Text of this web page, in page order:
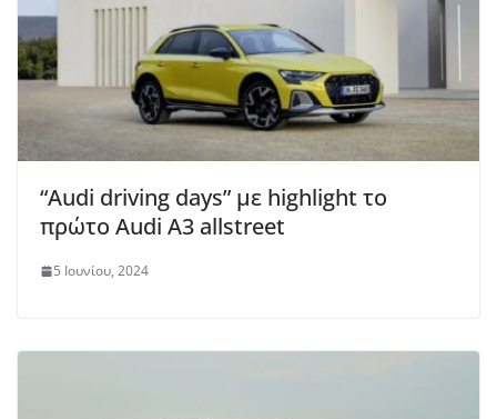
“Audi driving days” με highlight το
πρώτο Audi A3 allstreet
5 Ιουνίου, 2024